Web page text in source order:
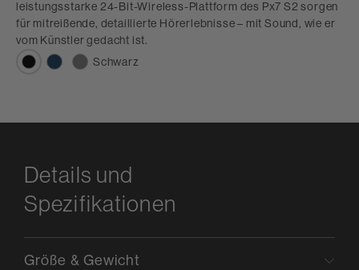
leistungsstarke 24-Bit-Wireless-Plattform des Px7 S2 sorgen
für mitreißende, detaillierte Hörerlebnisse – mit Sound, wie er
vom Künstler gedacht ist.
Schwarz
Details und
Spezifikationen
Größe & Gewicht